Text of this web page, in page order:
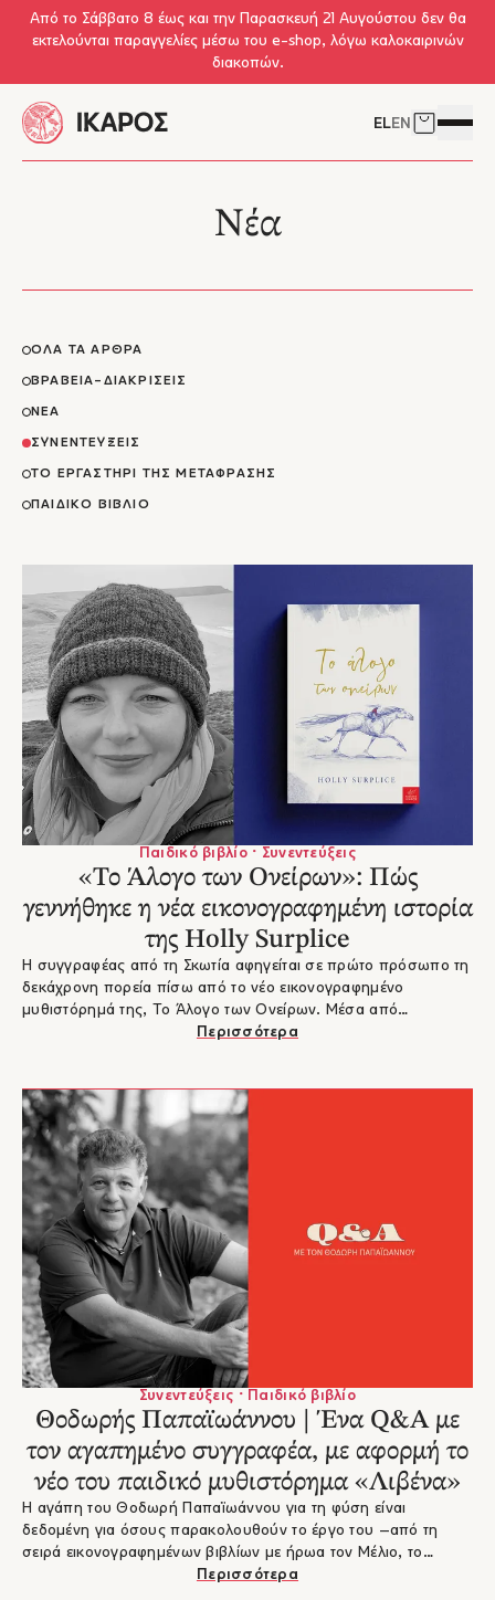
Skip to main content
Από το Σάββατο 8 έως και την Παρασκευή 21 Αυγούστου δεν θα
εκτελούνται παραγγελίες μέσω του e-shop, λόγω καλοκαιρινών
διακοπών.
ELEN Δείτε το
Νέα
ΟΛΑ ΤΑ ΑΡΘΡΑ
ΒΡΑΒΕΙΑ-ΔΙΑΚΡΙΣΕΙΣ
ΝΕΑ
ΣΥΝΕΝΤΕΥΞΕΙΣ
ΤΟ ΕΡΓΑΣΤΗΡΙ ΤΗΣ ΜΕΤΑΦΡΑΣΗΣ
ΠΑΙΔΙΚΟ ΒΙΒΛΙΟ
Παιδικό βιβλίο · Συνεντεύξεις
«Το Άλογο των Ονείρων»: Πώς
γεννήθηκε η νέα εικονογραφημένη ιστορία
της Holly Surplice
Η συγγραφέας από τη Σκωτία αφηγείται σε πρώτο πρόσωπο τη
δεκάχρονη πορεία πίσω από το νέο εικονογραφημένο
μυθιστόρημά της, Το Άλογο των Ονείρων. Μέσα από
προσωπικές παιδικές αναμνήσεις, ξετυλίγεται μια τρυφερή
Περισσότερα
Συνεντεύξεις · Παιδικό βιβλίο
Θοδωρής Παπαϊωάννου | Ένα Q&A με
τον αγαπημένο συγγραφέα, με αφορμή το
νέο του παιδικό μυθιστόρημα «Λιβένα»
Η αγάπη του Θοδωρή Παπαϊωάννου για τη φύση είναι
δεδομένη για όσους παρακολουθούν το έργο του –από τη
σειρά εικονογραφημένων βιβλίων με ήρωα τον Μέλιο, το
σκαθάρι, μέχρι τη «Σιλουανή», όπου έστησε ένα ανατρεπτικό
Περισσότερα